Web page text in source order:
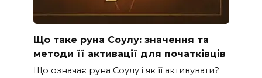
Що таке руна Соулу: значення та
методи її активації для початківців
Що означає руна Соулу і як її активувати?